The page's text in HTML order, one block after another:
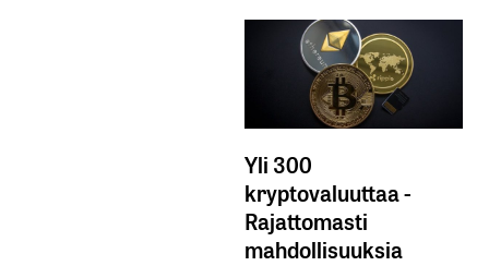
Yli 300
kryptovaluuttaa -
Rajattomasti
mahdollisuuksia